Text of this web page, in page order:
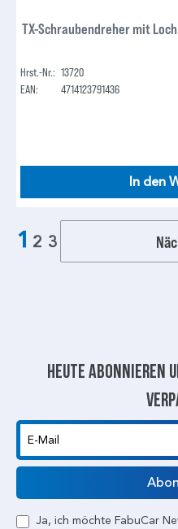
TX-Schraubendreher mit
Hrst.-Nr.: 13720
EAN:
4714123791436
In den
1 2 3
Heute abonnieren
E-Mail
Ja, ich möchte FabuCar